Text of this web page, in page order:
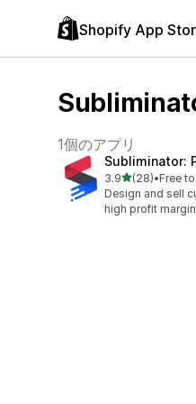
Shopify App
1個のアプリ
Subliminator:
3.95つ星中
(28)
合計レビュー数：
•Free
Design and sell
high profit